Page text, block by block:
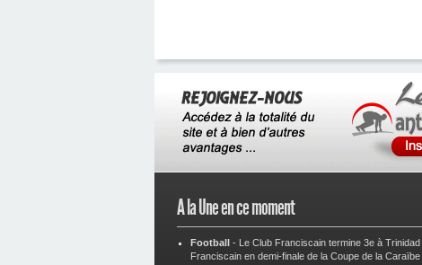
A la Une en ce moment
Football - Le Club Franciscain termine 3e à Trinidad
Franciscain en demi-finale de la Coupe de la Caraïbe